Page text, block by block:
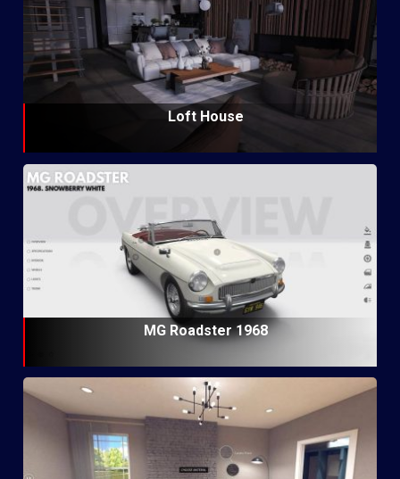
Loft House
MG Roadster 1968